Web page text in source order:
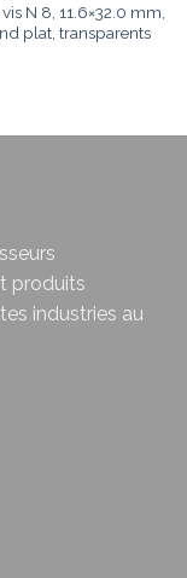
N 8, 11.6×32.0 mm,
plat, transparents
produits
industries au